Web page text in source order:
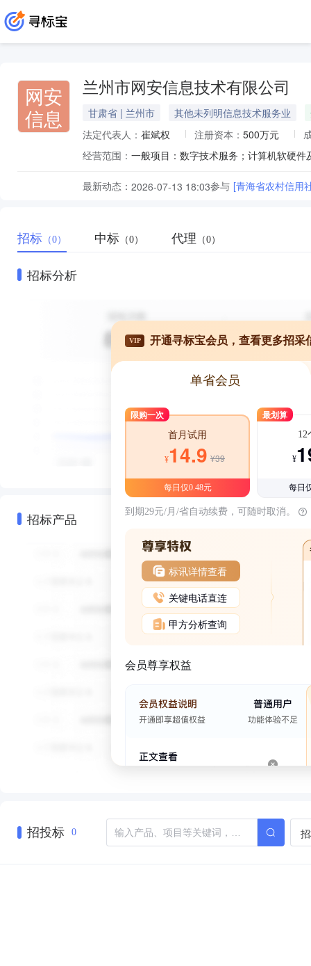
网安
信息
兰州市网安信息技术有限公司
甘肃省 | 兰州市 其他未列明信息技术服务业
法定代表人： 崔斌权 注册资本： 500万元
经营范围：
最新动态： 2026-07-13 18:03参与 [青海省农村信用
招标 （0） 中标 （0） 代理 （0）
招标分析
招标产品
VIP 开通寻标宝会员，查看更多招采
单省会员
限购一次
首月试用
¥14.9 ¥39
每日仅0.48元
最划算
12
¥
每日
到期29元/月/省自动续费，可随时取消。
标讯详情查看
关键电话直连
甲方分析查询
会员尊享权益
招投标 0